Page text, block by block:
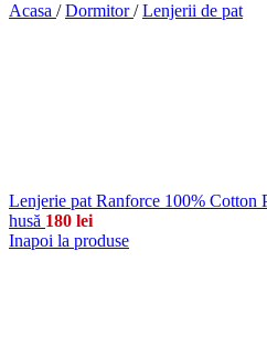
Acasa / Dormitor/ Lenjerii de pat
Lenjerie pat Ranforce 100% Cotton
husă 180 lei
Inapoi la produse